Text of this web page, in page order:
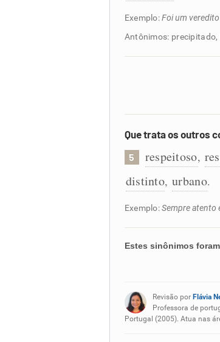
Exemplo:Foi um
Antônimos:
Que trata os outros
5 respeitoso,
distinto, urbano.
Exemplo:Sempre atento
Estes sinônimos
Nenhum dos
Revisão por Flávia
Professora de
Portugal (2005). Atua nas